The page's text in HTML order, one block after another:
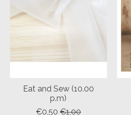
Eat and Sew (10.00
p.m)
€0,50 €1,00